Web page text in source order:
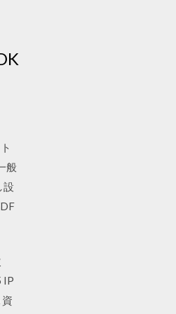
般
設
IP